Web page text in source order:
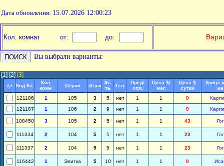
Дата обновления: 15.07.2026 12:00:23
Кол. комнат от: до:
Вы выбрали варианты:
[1] [2] [3]
@ Код Кв.
Кол.
комн.
Серия Этаж
Эт-
ть
Тел.
Пред/
опл.
Цена $/
мес
Цена $
сутки
Улица
121186
1 105 3 5 нет 1 1 0
121187
1 106 2 9 нет 1 1 0
108450 3 105 2 5 нет 1 1 43
111334 2 104 5 5 нет 1 1 23
111337 2 104 5 5 нет 1 1 23
116442 1 Элитка 5 10 нет 1 1 0